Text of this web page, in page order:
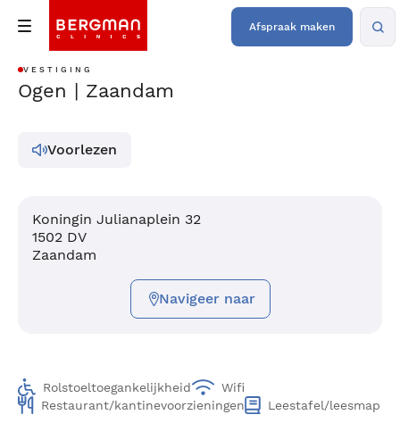
Afspraak maken
VESTIGING
Ogen | Zaandam
Voorlezen
Koningin Julianaplein 32
1502 DV
Zaandam
Navigeer naar
Rolstoeltoegankelijkheid
Wifi
Restaurant/kantinevoorzieningen
Leestafel/leesmap